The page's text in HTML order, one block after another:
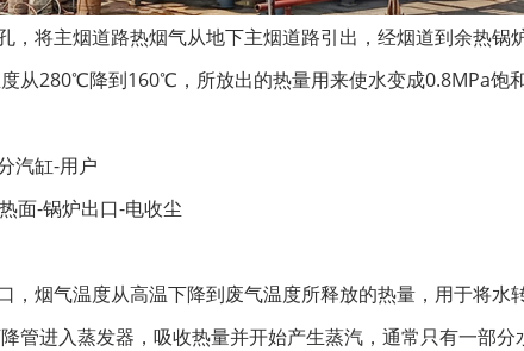
，将主烟道路热烟气从地下主烟道路引出，经烟道到余热
从280℃降到160℃，所放出的热量用来使水变成0.8MPa饱和
汽缸-用户
面-锅炉出口-电收尘
，烟气温度从高温下降到废气温度所释放的热量，用于将
管进入蒸发器，吸收热量并开始产生蒸汽，通常只有一部分